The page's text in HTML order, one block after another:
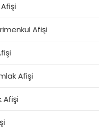
Afişi
Afişi
Afişi